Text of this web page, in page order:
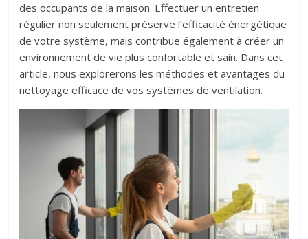
des occupants de la maison. Effectuer un entretien
régulier non seulement préserve l’efficacité énergétique
de votre système, mais contribue également à créer un
environnement de vie plus confortable et sain. Dans cet
article, nous explorerons les méthodes et avantages du
nettoyage efficace de vos systèmes de ventilation.